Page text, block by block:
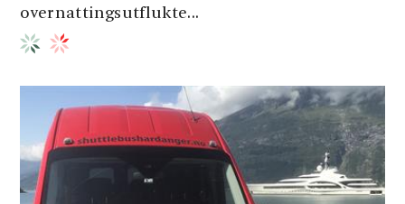
overnattingsutflukte...